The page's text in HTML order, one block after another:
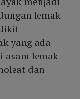
lemak
yang ada
asam lemak
dan